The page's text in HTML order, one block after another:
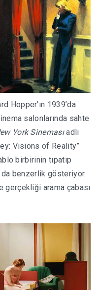
Hopper’ın 1939’da
salonlarında sahte
York Sinemasıadlı
Visions of Reality”
birbirinin tıpatıp
da benzerlik gösteriyor.
gerçekliği arama çabası